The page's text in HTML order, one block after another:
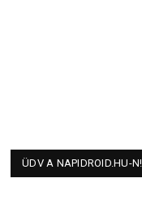
ÜDV A NAPIDROID.HU-N!